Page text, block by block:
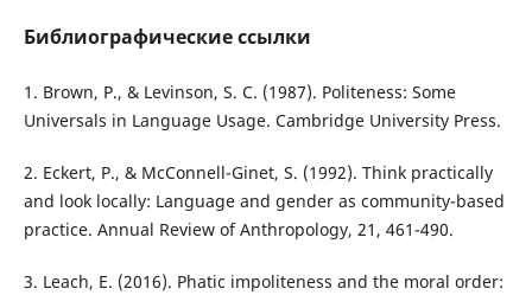
Библиографические ссылки
1. Brown, P., & Levinson, S. C. (1987). Politeness: Some
Universals in Language Usage. Cambridge University Press.
2. Eckert, P., & McConnell-Ginet, S. (1992). Think practically
and look locally: Language and gender as community-based
practice. Annual Review of Anthropology, 21, 461-490.
3. Leach, E. (2016). Phatic impoliteness and the moral order: